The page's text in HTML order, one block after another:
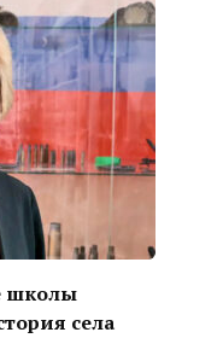
школы
села